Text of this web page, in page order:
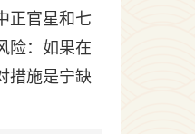
正官星和七
险：如果在
措施是宁缺